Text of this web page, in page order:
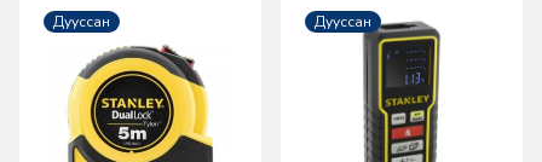
Дууссан Дууссан